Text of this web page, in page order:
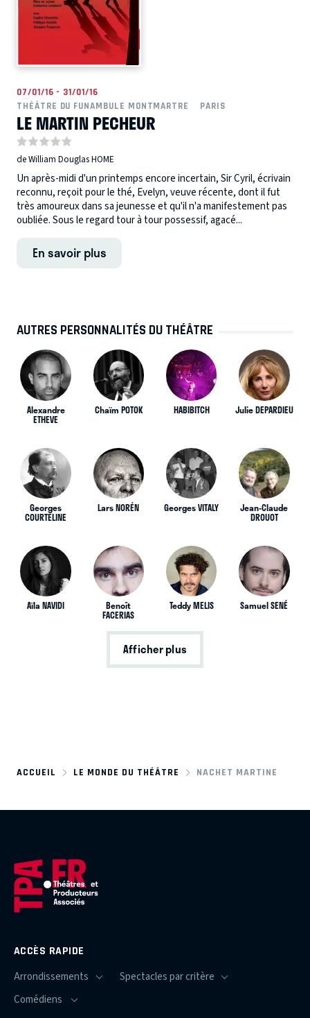
07/01/16 - 31/01/16
THÉÂTRE DU FUNAMBULE MONTMARTRE
PARIS
LE MARTIN PECHEUR
de William Douglas HOME
Un après-midi d'un printemps encore incertain, Sir Cyril, écrivain
reconnu, reçoit pour le thé, Evelyn, veuve récente, dont il fut
très amoureux dans sa jeunesse et qu'il n'a manifestement pas
oubliée. Sous le regard tour à tour possessif, agacé...
En savoir plus
AUTRES PERSONNALITÉS DU THÉÂTRE
Alexandre
ETHEVE
Chaïm POTOK HABIBITCH Julie DEPARDIEU
Georges
COURTELINE
Lars NORÉN Georges VITALY Jean-Claude
DROUOT
Aïla NAVIDI Benoît
FACERIAS
Teddy MELIS Samuel SENÉ
Afficher plus
ACCUEIL LE MONDE DU THÉÂTRE NACHET MARTINE
ACCÈS RAPIDE